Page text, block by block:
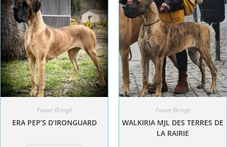
Fauve-Bringé
ERA PEP’S D’IRONGUARD
Fauve-Bringé
WALKIRIA MJL DES TERRES DE
LA RAIRIE